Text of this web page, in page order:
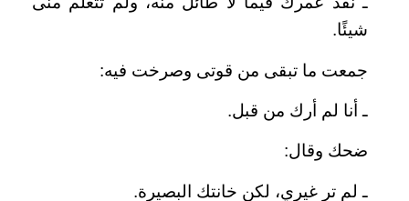
شيئًا.
جمعت ما تبقى من قوتى وصرخت فيه:
ـ أنا لم أرك من قبل.
ضحك وقال:
ـ لم تر غيري، لكن خانتك البصيرة.